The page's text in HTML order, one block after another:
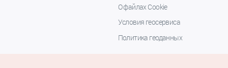
О файлах Cookie
Условия геосервиса
Политика геоданных